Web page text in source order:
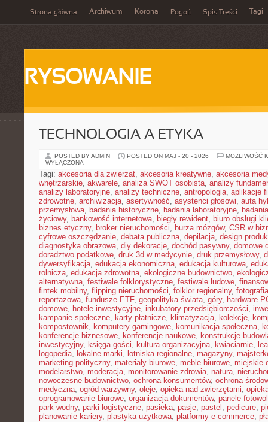
Strona główna Archiwum Korona Pogoń Spis Treści Tagi
RYSOWANIE
TECHNOLOGIA A ETYKA
POSTED BY ADMIN POSTED ON MAJ - 20 - 2026
MOŻLIWOŚĆ
WYŁĄCZONA
Tagi: akcesoria dla zwierząt, akcesoria kreatywne, akcesoria
wnętrzarskie, akwarele, analiza SWOT osobista, analizy
analizy laboratoryjne, analizy techniczne, antropologia, aplikacje
zdrowotne, archiwizacja, asertywność, asystenci głosowi, auta
przemysłowa, badania historyczne, badania laboratoryjne,
życiowy, bankowość internetowa, biegły rewident, biuro obsługi
biznes etyczny, broker nieruchomości, burza mózgów, CSR w
cyfrowe oszczędzanie, debata publiczna, depilacja, design
diagnostyka obrazowa, diy dekoracje, dochód pasywny, domowe
doradztwo podatkowe, druk 3d w medycynie, druk przemysłowy,
dywersyfikacja, edukacja ekonomiczna, edukacja kulturowa,
rolnicza, edukacja zdrowotna, ekologiczne budownictwo,
alternatywna, festiwale folklorystyczne, festiwale ludowe,
fintek mobilny, flipping nieruchomości, folklor regionalny,
reportażowa, fundusze ETF, geopolityka świata, góry, hardware
domowe, hotele inwestycyjne, inkubatory przedsiębiorczości,
kampanie społeczne, karty płatnicze, klimatyzacja, kolekcje,
kompostownik, komputery gamingowe, komunikacja społeczna,
konferencje biznesowe, konferencje naukowe, konstrukcje
inwestycyjny, księga gości, kultura organizacyjna, kwiaciarnie,
logopedia, lokalne marki, lotniska regionalne, magazyny,
marketing polityczny, materiały biurowe, meble biurowe, miejskie
modelarstwo, moderacja, monitorowanie zdrowia, natura,
nowoczesne budownictwo, ochrona konsumentów, ochrona
medyczna, ogród warzywny, oleje, opieka nad zwierzętami,
oprogramowanie biurowe, organizacja dokumentów, panele
park wodny, parki logistyczne, pasieka, pasje, pastel , pedicure,
planowanie kariery, plastyka użytkowa, platformy e-commerce,